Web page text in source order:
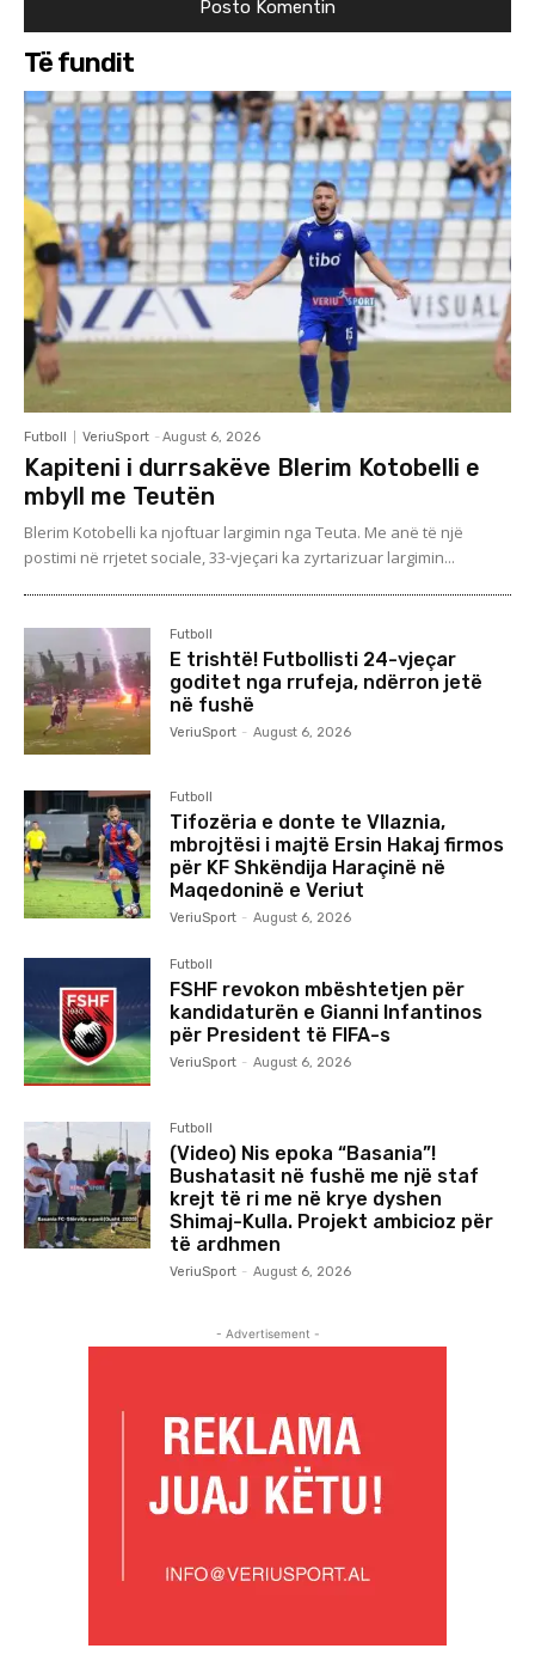
Të fundit
Futboll VeriuSport - August 6, 2026
Kapiteni i durrsakëve Blerim Kotobelli e
mbyll me Teutën
Blerim Kotobelli ka njoftuar largimin nga Teuta. Me anë të një
postimi në rrjetet sociale, 33-vjeçari ka zyrtarizuar largimin...
Futboll
E trishtë! Futbollisti 24-vjeçar
goditet nga rrufeja, ndërron jetë
në fushë
VeriuSport - August 6, 2026
Futboll
Tifozëria e donte te Vllaznia,
mbrojtësi i majtë Ersin Hakaj firmos
për KF Shkëndija Haraçinë në
Maqedoninë e Veriut
VeriuSport - August 6, 2026
Futboll
FSHF revokon mbështetjen për
kandidaturën e Gianni Infantinos
për President të FIFA-s
VeriuSport - August 6, 2026
Futboll
(Video) Nis epoka “Basania”!
Bushatasit në fushë me një staf
krejt të ri me në krye dyshen
Shimaj-Kulla. Projekt ambicioz për
të ardhmen
VeriuSport - August 6, 2026
- Advertisement -